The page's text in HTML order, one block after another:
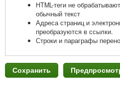
HTML-теги не
обычный текст
Адреса страниц и
преобразуются в ссылки.
Строки и параграфы